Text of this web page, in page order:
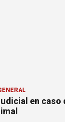
en caso